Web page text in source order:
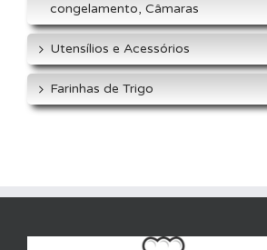
congelamento, Câmaras
Utensílios e Acessórios
Farinhas de Trigo